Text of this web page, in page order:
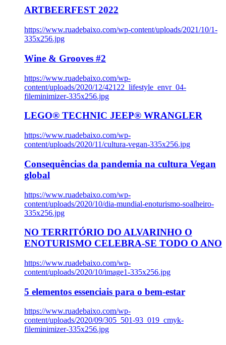
ARTBEERFEST 2022
https://www.ruadebaixo.com/wp-content/uploads/2021/10/1-
335x256.jpg
Wine & Grooves #2
https://www.ruadebaixo.com/wp-
content/uploads/2020/12/42122_lifestyle_envr_04-
fileminimizer-335x256.jpg
LEGO® TECHNIC JEEP® WRANGLER
https://www.ruadebaixo.com/wp-
content/uploads/2020/11/cultura-vegan-335x256.jpg
Consequências da pandemia na cultura Vegan
global
https://www.ruadebaixo.com/wp-
content/uploads/2020/10/dia-mundial-enoturismo-soalheiro-
335x256.jpg
NO TERRITÓRIO DO ALVARINHO O
ENOTURISMO CELEBRA-SE TODO O ANO
https://www.ruadebaixo.com/wp-
content/uploads/2020/10/image1-335x256.jpg
5 elementos essenciais para o bem-estar
https://www.ruadebaixo.com/wp-
content/uploads/2020/09/305_501-93_019_cmyk-
fileminimizer-335x256.jpg